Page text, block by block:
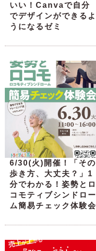
いい！Canvaで自分
でデザインができるよ
うになるゼミ
6/30(火)開催！「その
歩き方、大丈夫？」1
分でわかる！姿勢とロ
コモティブシンドロー
ム簡易チェック体験会